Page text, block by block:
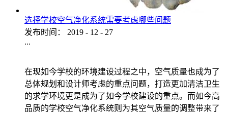
选择学校空气净化系统需要考虑哪些问题
发布时间：
2019 - 12 - 27
...
在现如今学校的环境建设过程之中，空气质量也成为了
总体规划和设计师考虑的重点问题，打造更加清洁卫生
的求学环境更是成为了如今学校建设的重点。而如今高
品质的学校空气净化系统则为其空气质量的调整带来了